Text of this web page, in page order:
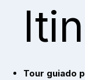
Tour guiado